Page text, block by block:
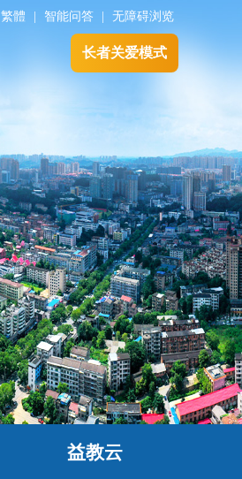
繁體 智能问答 无障碍浏览
长者关爱模式
益教云